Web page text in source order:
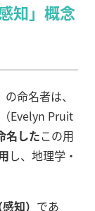
知」概念
の命名者は、
Evelyn Pruit
名したこの用
し、地理学・
知） であ